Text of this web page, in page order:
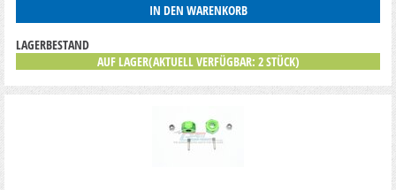
IN DEN WARENKORB
LAGERBESTAND
AUF LAGER(AKTUELL VERFÜGBAR: 2 STÜCK)